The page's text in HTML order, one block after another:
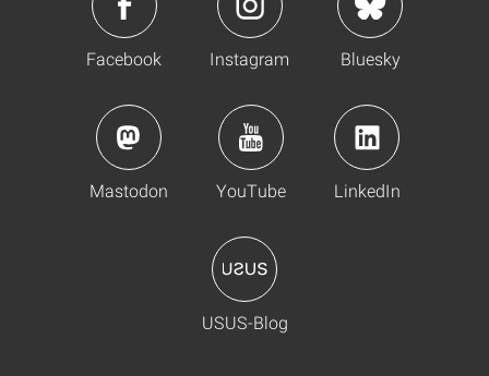
Facebook Instagram Bluesky
Mastodon YouTube LinkedIn
USUS-Blog